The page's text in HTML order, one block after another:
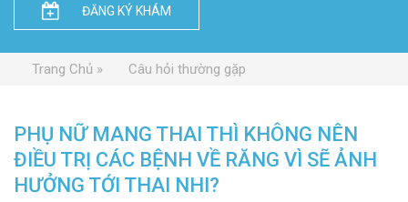
ĐĂNG KÝ KHÁM
Trang Chủ Câu hỏi thường gặp
PHỤ NỮ MANG THAI THÌ KHÔNG NÊN
ĐIỀU TRỊ CÁC BỆNH VỀ RĂNG VÌ SẼ ẢNH
HƯỞNG TỚI THAI NHI?